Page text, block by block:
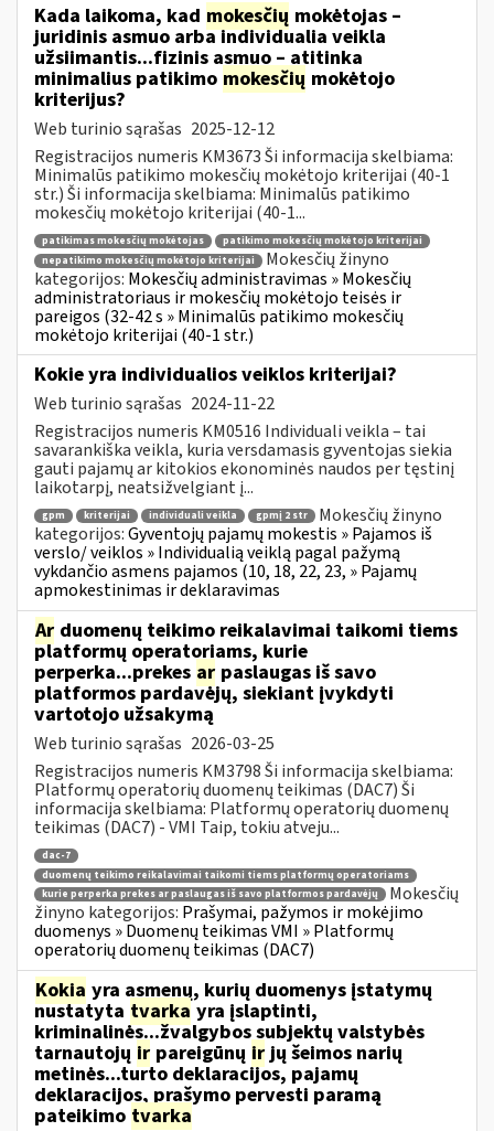
Kada laikoma, kad mokesčių mokėtojas –
juridinis asmuo arba individualia veikla
užsiimantis...fizinis asmuo – atitinka
minimalius patikimo mokesčių mokėtojo
kriterijus?
Web turinio sąrašas 2025-12-12
Registracijos numeris KM3673 Ši informacija skelbiama:
Minimalūs patikimo mokesčių mokėtojo kriterijai (40-1
str.) Ši informacija skelbiama: Minimalūs patikimo
mokesčių mokėtojo kriterijai (40-1...
patikimas mokesčių mokėtojas
patikimo mokesčių mokėtojo kriterijai
nepatikimo mokesčių mokėtojo kriterijai
Mokesčių žinyno
kategorijos: Mokesčių administravimas » Mokesčių
administratoriaus ir mokesčių mokėtojo teisės ir
pareigos (32-42 s » Minimalūs patikimo mokesčių
mokėtojo kriterijai (40-1 str.)
Kokie yra individualios veiklos kriterijai?
Web turinio sąrašas 2024-11-22
Registracijos numeris KM0516 Individuali veikla – tai
savarankiška veikla, kuria versdamasis gyventojas siekia
gauti pajamų ar kitokios ekonominės naudos per tęstinį
laikotarpį, neatsižvelgiant į...
gpm kriterijai individuali veikla gpmį 2 str
Mokesčių žinyno
kategorijos:Gyventojų pajamų mokestis » Pajamos iš
verslo/ veiklos » Individualią veiklą pagal pažymą
vykdančio asmens pajamos (10, 18, 22, 23, » Pajamų
apmokestinimas ir deklaravimas
Ar duomenų teikimo reikalavimai taikomi tiems
platformų operatoriams, kurie
perperka...prekes ar paslaugas iš savo
platformos pardavėjų, siekiant įvykdyti
vartotojo užsakymą
Web turinio sąrašas 2026-03-25
Registracijos numeris KM3798 Ši informacija skelbiama:
Platformų operatorių duomenų teikimas (DAC7) Ši
informacija skelbiama: Platformų operatorių duomenų
teikimas (DAC7) - VMI Taip, tokiu atveju...
dac-7
duomenų teikimo reikalavimai taikomi tiems platformų operatoriams
kurie perperka prekes ar paslaugas iš savo platformos pardavėjų
Mokesčių
žinyno kategorijos: Prašymai, pažymos ir mokėjimo
duomenys » Duomenų teikimas VMI » Platformų
operatorių duomenų teikimas (DAC7)
Kokia yra asmenų, kurių duomenys įstatymų
nustatyta tvarka yra įslaptinti,
kriminalinės...žvalgybos subjektų valstybės
tarnautojų ir pareigūnų irjų šeimos narių
metinės...turto deklaracijos, pajamų
deklaracijos, prašymo pervesti paramą
pateikimo tvarka